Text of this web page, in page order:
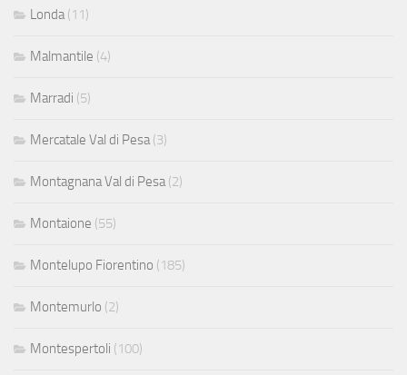
Londa(11)
Malmantile (4)
Marradi (5)
Mercatale Val di Pesa(3)
Montagnana Val di Pesa(2)
Montaione (55)
Montelupo Fiorentino (185)
Montemurlo (2)
Montespertoli (100)